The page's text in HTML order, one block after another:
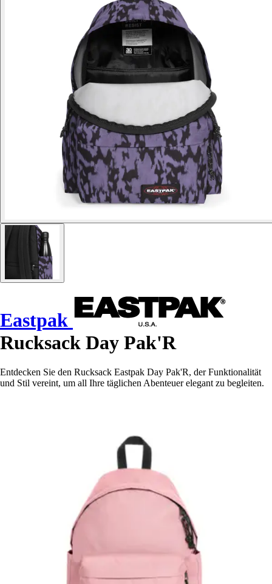
Eastpak
Rucksack Day Pak'R
Entdecken Sie den Rucksack Eastpak Day Pak'R, der Funktionalität
und Stil vereint, um all Ihre täglichen Abenteuer elegant zu begleiten.